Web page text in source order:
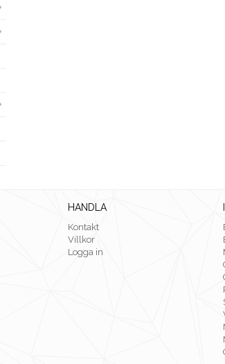
HANDLA
Kontakt
Villkor
Logga in